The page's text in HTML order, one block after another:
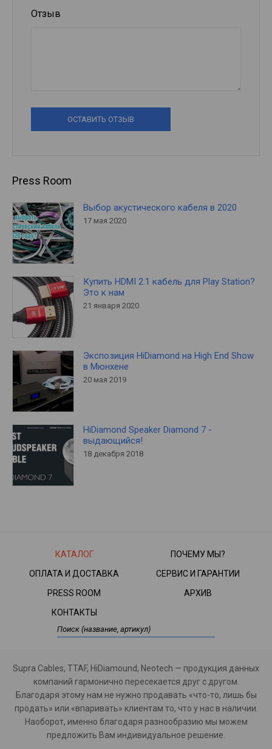
Отзыв
ОСТАВИТЬ ОТЗЫВ
Press Room
Выбор акустического кабеля в 2020
17 мая 2020
Купить HDMI 2.1 кабель для Play Station?
Это к нам
21 января 2020
Экспозиция HiDiamond на High End Show
в Мюнхене
20 мая 2019
HiDiamond Speaker Diamond 7 -
выдающийся!
18 декабря 2018
КАТАЛОГ
ПОЧЕМУ МЫ?
ОПЛАТА И ДОСТАВКА
СЕРВИС И ГАРАНТИИ
PRESS ROOM
АРХИВ
КОНТАКТЫ
Supra Cables, TTAF, HiDiamound, Neotech — продукция данных
компаний гармонично пересекается друг с другом.
Благодаря этому нам не нужно продавать «что-то, лишь бы
продать» или «впаривать» клиентам то, что у нас в наличии.
Наоборот, именно благодаря разнообразию мы можем
предложить Вам индивидуальное решение.